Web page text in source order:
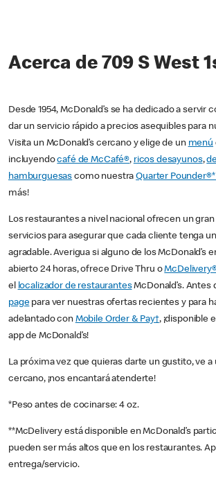
Acerca de 709 S West
Desde 1954, McDonald’s se ha dedicado a servir
dar un servicio rápido a precios asequibles para
Visita un McDonald’s cercano y elige de un menú
incluyendocafé de McCafé®, ricos desayunos,
hamburguesas como nuestraQuarter
más!
Los restaurantes a nivel nacional ofrecen un
servicios para asegurar que cada cliente tenga
agradable. Averigua si alguno de los McDonald’s
abierto 24 horas, ofrece Drive Thru o
el localizador de restaurantesMcDonald’s. Antes
pagepara ver nuestras ofertas recientes y para
adelantado con Mobile Order & Pay†, ¡disponible
app de McDonald’s!
La próxima vez que quieras darte un gustito, ve a
cercano, ¡nos encantará atenderte!
*Peso antes de cocinarse: 4 oz.
**McDelivery está disponible en McDonald’s
pueden ser más altos que en los restaurantes.
entrega/servicio.